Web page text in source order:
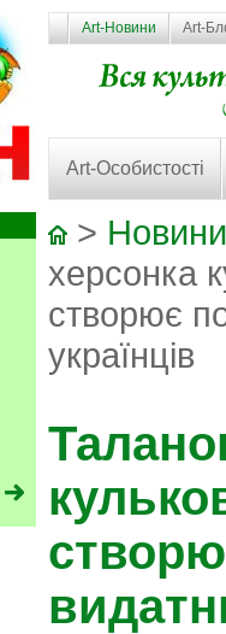
Art-Новини Art-
Art-Особистості
>
херсонка
створює
українців